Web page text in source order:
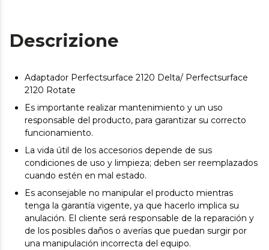
Descrizione
Adaptador Perfectsurface 2120 Delta/ Perfectsurface
2120 Rotate
Es importante realizar mantenimiento y un uso
responsable del producto, para garantizar su correcto
funcionamiento.
La vida útil de los accesorios depende de sus
condiciones de uso y limpieza; deben ser reemplazados
cuando estén en mal estado.
Es aconsejable no manipular el producto mientras
tenga la garantía vigente, ya que hacerlo implica su
anulación. El cliente será responsable de la reparación y
de los posibles daños o averías que puedan surgir por
una manipulación incorrecta del equipo.